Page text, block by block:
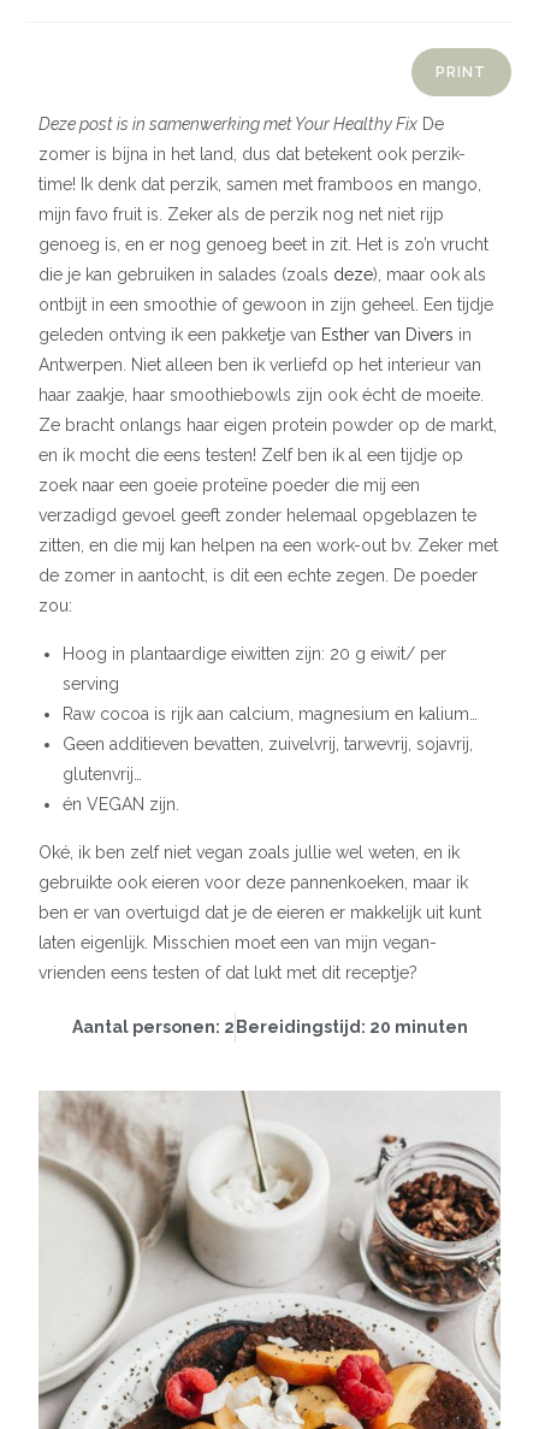
PRINT
Deze post is in samenwerking met Your Healthy Fix De
zomer is bijna in het land, dus dat betekent ook perzik-
time! Ik denk dat perzik, samen met framboos en mango,
mijn favo fruit is. Zeker als de perzik nog net niet rijp
genoeg is, en er nog genoeg beet in zit. Het is zo’n vrucht
die je kan gebruiken in salades (zoals deze), maar ook als
ontbijt in een smoothie of gewoon in zijn geheel. Een tijdje
geleden ontving ik een pakketje van Esther van Divers in
Antwerpen. Niet alleen ben ik verliefd op het interieur van
haar zaakje, haar smoothiebowls zijn ook écht de moeite.
Ze bracht onlangs haar eigen protein powder op de markt,
en ik mocht die eens testen! Zelf ben ik al een tijdje op
zoek naar een goeie proteïne poeder die mij een
verzadigd gevoel geeft zonder helemaal opgeblazen te
zitten, en die mij kan helpen na een work-out bv. Zeker met
de zomer in aantocht, is dit een echte zegen. De poeder
zou:
Hoog in plantaardige eiwitten zijn: 20 g eiwit/ per
serving
Raw cocoa is rijk aan calcium, magnesium en kalium…
Geen additieven bevatten, zuivelvrij, tarwevrij, sojavrij,
glutenvrij…
én VEGAN zijn.
Oké, ik ben zelf niet vegan zoals jullie wel weten, en ik
gebruikte ook eieren voor deze pannenkoeken, maar ik
ben er van overtuigd dat je de eieren er makkelijk uit kunt
laten eigenlijk. Misschien moet een van mijn vegan-
vrienden eens testen of dat lukt met dit receptje?
Aantal personen: 2 Bereidingstijd: 20 minuten